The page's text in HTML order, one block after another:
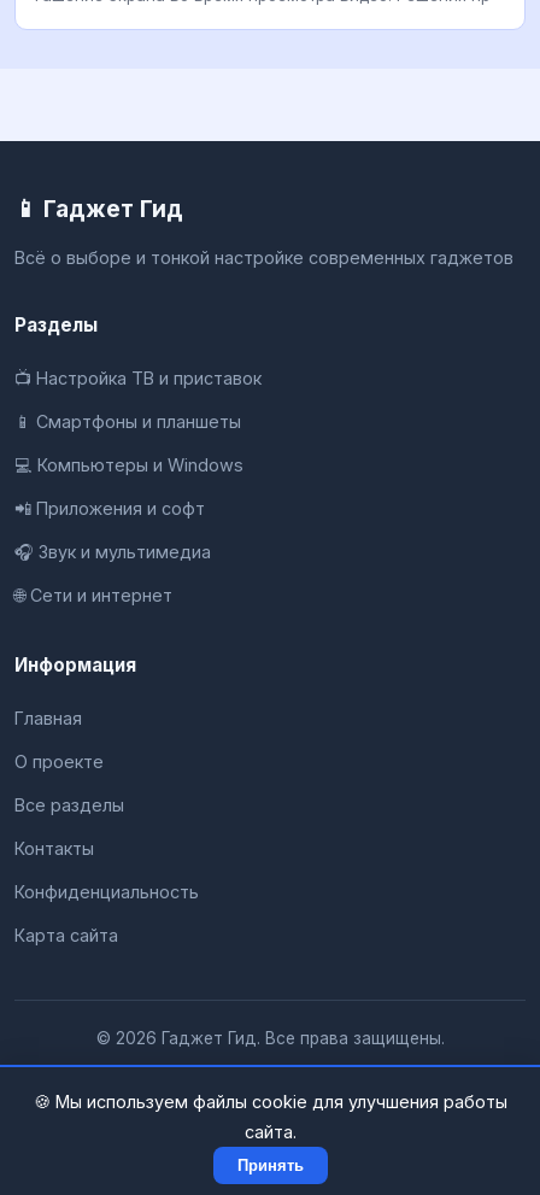
📱 Гаджет Гид
Всё о выборе и тонкой настройке современных гаджетов
Разделы
📺 Настройка ТВ и приставок
📱 Смартфоны и планшеты
💻 Компьютеры и Windows
📲 Приложения и софт
🎧 Звук и мультимедиа
🌐 Сети и интернет
Информация
Главная
О проекте
Все разделы
Контакты
Конфиденциальность
Карта сайта
© 2026 Гаджет Гид. Все права защищены.
🍪 Мы используем файлы cookie для улучшения работы
сайта.
Принять